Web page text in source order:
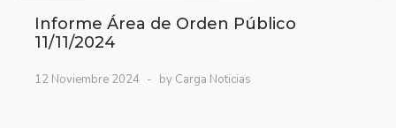
Informe Área de Orden Público
11/11/2024
12 Noviembre 2024 by Carga Noticias